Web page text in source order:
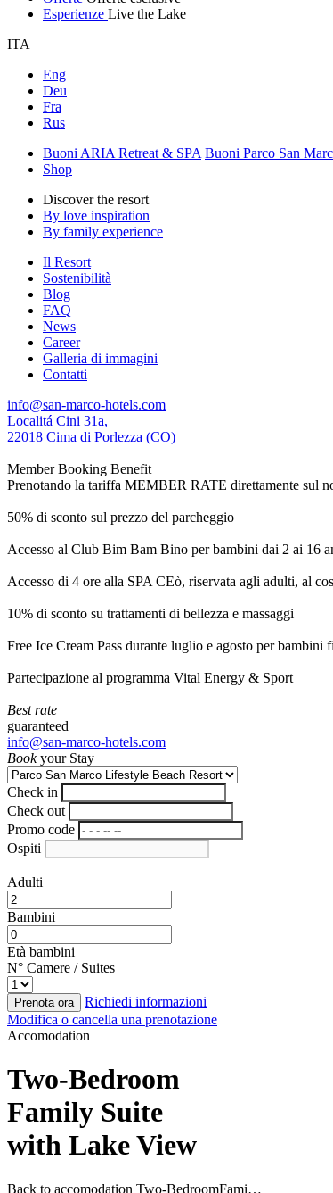
Esperienze Live the Lake
ITA
Eng
Deu
Fra
Rus
Buoni ARIA Retreat & SPA Buoni Parco San
Shop
Discover the resort
By love inspiration
By family experience
Il Resort
Sostenibilità
Blog
FAQ
News
Career
Galleria di immagini
Contatti
info@san-marco-hotels.com
Localitá Cini 31a,
22018 Cima di Porlezza (CO)
Member Booking Benefit
Prenotando la tariffa MEMBER RATE direttamente sul
50% di sconto sul prezzo del parcheggio
Accesso al Club Bim Bam Bino per bambini dai 2 ai 16
Accesso di 4 ore alla SPA CEò, riservata agli adulti, al
10% di sconto su trattamenti di bellezza e massaggi
Free Ice Cream Pass durante luglio e agosto per bambini
Partecipazione al programma Vital Energy & Sport
Best rate
guaranteed
info@san-marco-hotels.com
Bookyour Stay
Check in
Check out
Promo code
Ospiti
Adulti
Bambini
Età bambini
N° Camere / Suites
Prenota ora
Richiedi informazioni
Modifica o cancella una prenotazione
Accomodation
Two-Bedroom
Family Suite
with Lake View
Back to accomodation Two-BedroomFami…